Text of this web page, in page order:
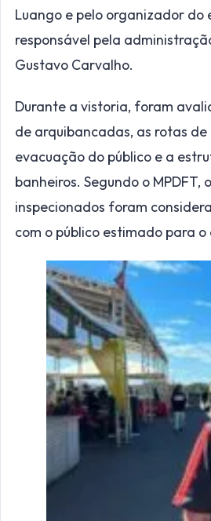
Luango e pelo organizador do
responsável pela
Gustavo Carvalho.
Durante a vistoria, foram
de arquibancadas, as rotas de
evacuação do público e a
banheiros. Segundo o MPDFT,
inspecionados foram
com o público estimado para o